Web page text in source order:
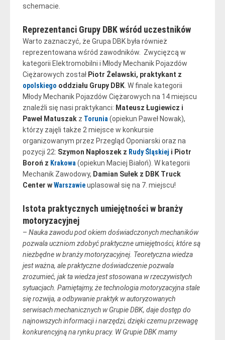
schemacie.
Reprezentanci Grupy DBK wśród uczestników
Warto zaznaczyć, że Grupa DBK była również
reprezentowana wśród zawodników. Zwycięzcą w
kategorii Elektromobilni i Młody Mechanik Pojazdów
Ciężarowych został Piotr Żelawski, praktykant z
opolskiego oddziału Grupy DBK. W finale kategorii
Młody Mechanik Pojazdów Ciężarowych na 14 miejscu
znaleźli się nasi praktykanci: Mateusz Ługiewicz i
Paweł Matuszak z Torunia(opiekun Paweł Nowak),
którzy zajęli także 2 miejsce w konkursie
organizowanym przez Przegląd Oponiarski oraz na
pozycji 22: Szymon Napłoszek z Rudy Śląskiej i Piotr
Boroń z Krakowa(opiekun Maciej Białoń). W kategorii
Mechanik Zawodowy, Damian Sułek z DBK Truck
Center wWarszawieuplasował się na 7. miejscu!
Istota praktycznych umiejętności w branży
motoryzacyjnej
– Nauka zawodu pod okiem doświadczonych mechaników
pozwala uczniom zdobyć praktyczne umiejętności, które są
niezbędne w branży motoryzacyjnej. Teoretyczna wiedza
jest ważna, ale praktyczne doświadczenie pozwala
zrozumieć, jak ta wiedza jest stosowana w rzeczywistych
sytuacjach. Pamiętajmy, że technologia motoryzacyjna stale
się rozwija, a odbywanie praktyk w autoryzowanych
serwisach mechanicznych w Grupie DBK, daje dostęp do
najnowszych informacji i narzędzi, dzięki czemu przewagę
konkurencyjną na rynku pracy. W Grupie DBK mamy